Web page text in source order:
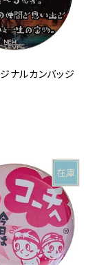
ジナルカンバッジ